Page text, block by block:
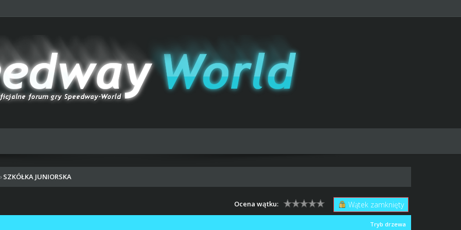
› SZKÓŁKA JUNIORSKA
Wątek zamknięty
Ocena wątku:
Tryb drzewa